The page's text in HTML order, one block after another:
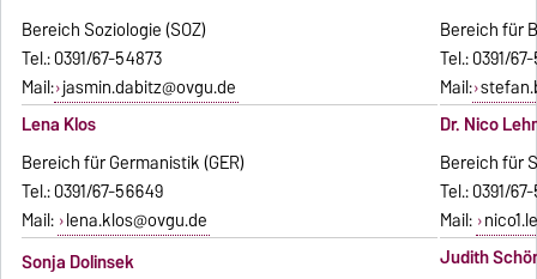
Bereich Soziologie (SOZ)
Tel.: 0391/67-54873
Mail: jasmin.dabitz@ovgu.de
Bereich für
Tel.: 0391/
Mail:
Lena Klos
Bereich für Germanistik (GER)
Tel.: 0391/67-56649
Mail: lena.klos@ovgu.de
Dr. Nico
Bereich für
Tel.: 0391/
Mail:
Sonja Dolinsek
Judith